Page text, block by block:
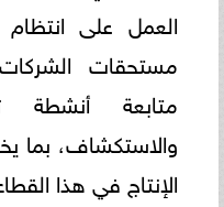
العمل على
مستحقات
متابعة أنشطة
والاستكشاف، بما
الإنتاج في هذا